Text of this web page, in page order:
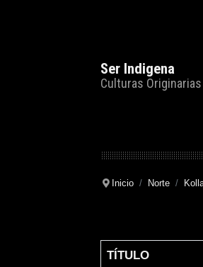
Ser Indigena
Culturas
Inicio Norte
TÍTULO